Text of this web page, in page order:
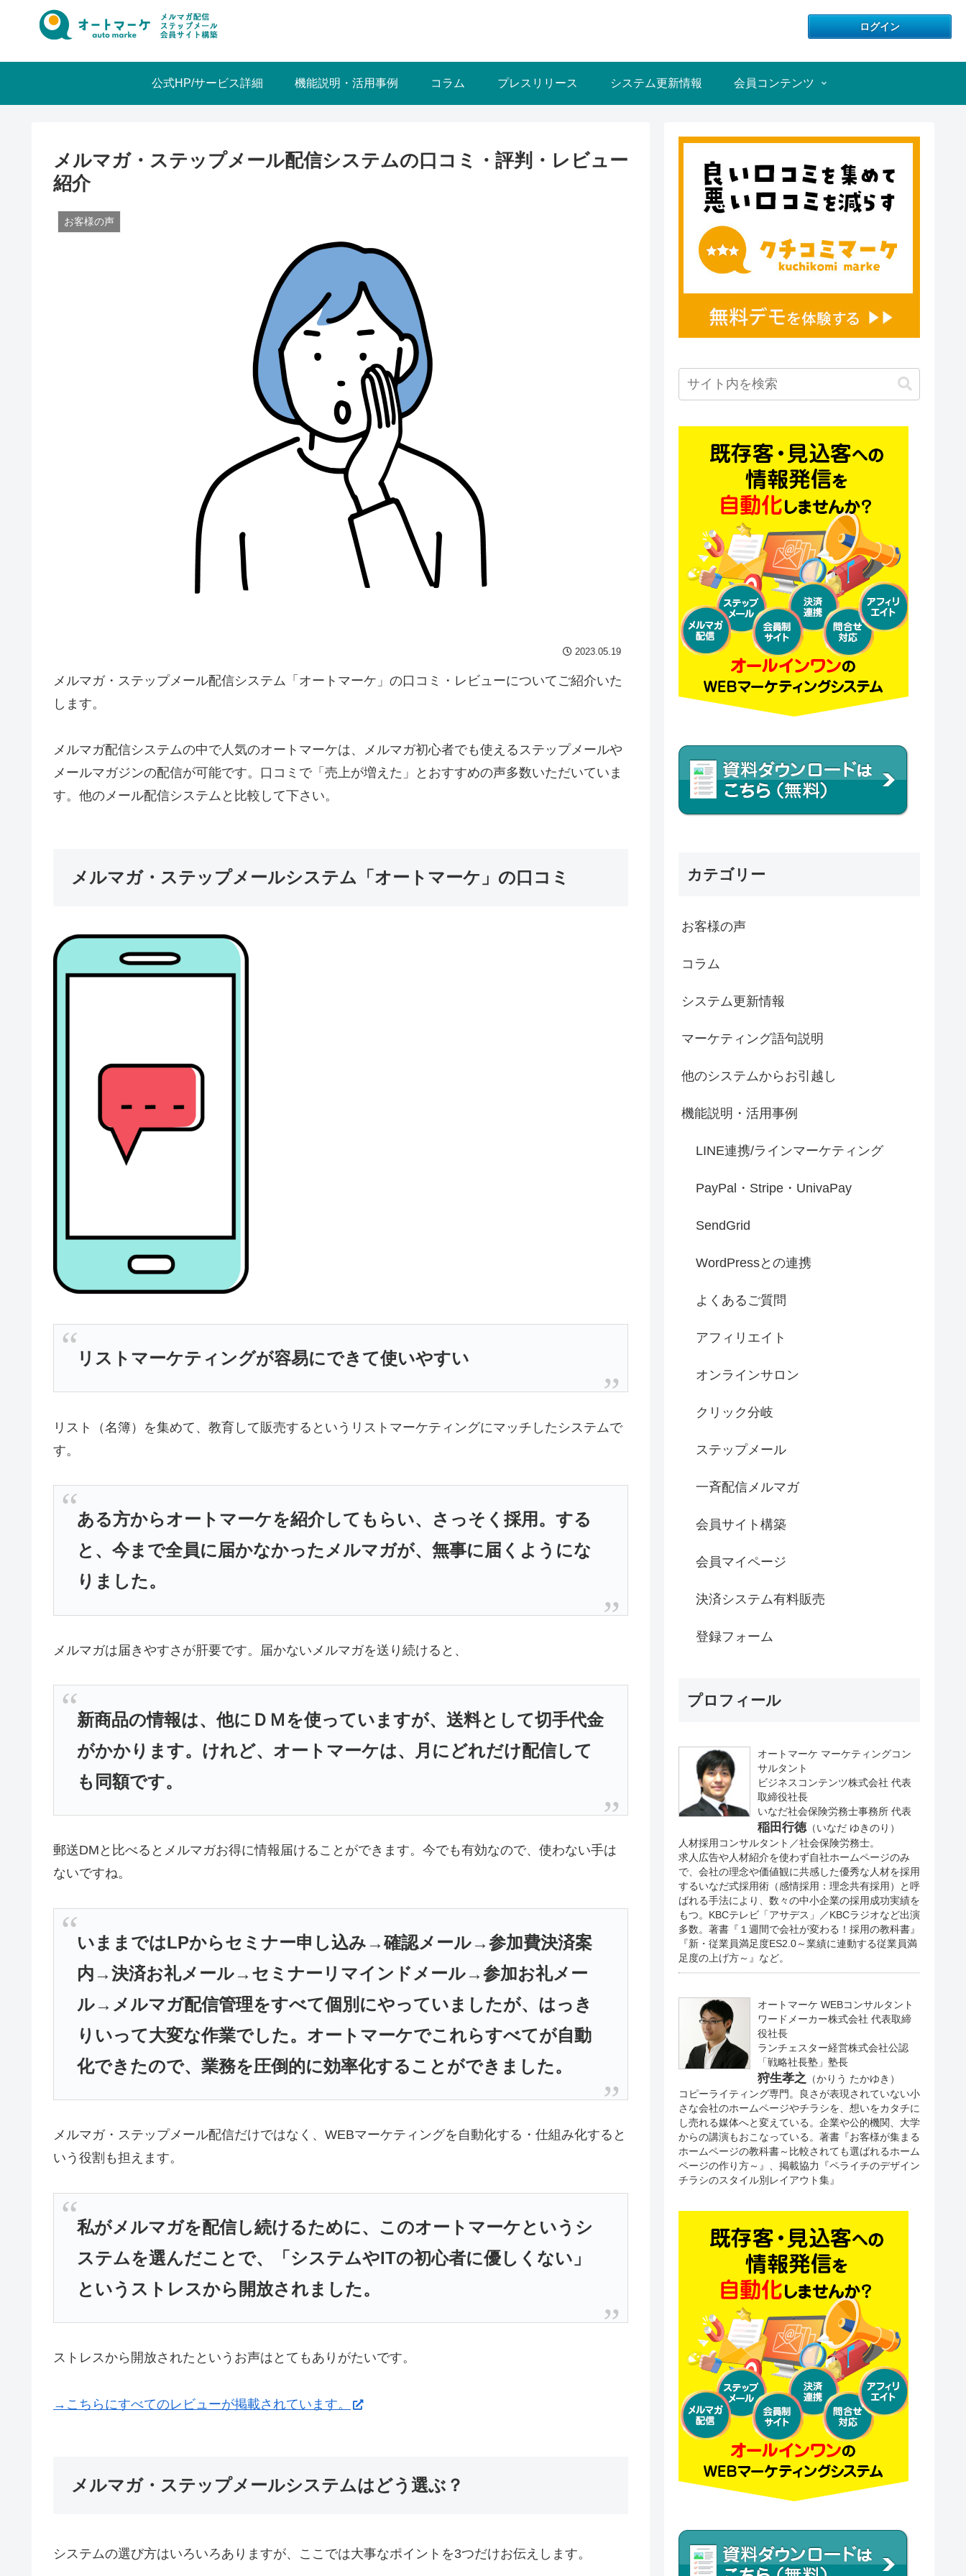
公式HP/サービス詳細 機能説明・活用事例 コラム プレスリリース システム更新情報 会員コンテンツ
メルマガ・ステップメール配信システムの口コミ・評判・レビュー
紹介
お客様の声
2023.05.19
メルマガ・ステップメール配信システム「オートマーケ」の口コミ・レビューについてご紹介いた
します。
メルマガ配信システムの中で人気のオートマーケは、メルマガ初心者でも使えるステップメールや
メールマガジンの配信が可能です。口コミで「売上が増えた」とおすすめの声多数いただいていま
す。他のメール配信システムと比較して下さい。
メルマガ・ステップメールシステム「オートマーケ」の口コミ
リストマーケティングが容易にできて使いやすい
リスト（名簿）を集めて、教育して販売するというリストマーケティングにマッチしたシステムで
す。
ある方からオートマーケを紹介してもらい、さっそく採用。する
と、今まで全員に届かなかったメルマガが、無事に届くようにな
りました。
メルマガは届きやすさが肝要です。届かないメルマガを送り続けると、
新商品の情報は、他にＤＭを使っていますが、送料として切手代金
がかかります。けれど、オートマーケは、月にどれだけ配信して
も同額です。
郵送DMと比べるとメルマガお得に情報届けることができます。今でも有効なので、使わない手は
ないですね。
いままではLPからセミナー申し込み→確認メール→参加費決済案
内→決済お礼メール→セミナーリマインドメール→参加お礼メー
ル→メルマガ配信管理をすべて個別にやっていましたが、はっき
りいって大変な作業でした。オートマーケでこれらすべてが自動
化できたので、業務を圧倒的に効率化することができました。
メルマガ・ステップメール配信だけではなく、WEBマーケティングを自動化する・仕組み化すると
いう役割も担えます。
私がメルマガを配信し続けるために、このオートマーケというシ
ステムを選んだことで、「システムやITの初心者に優しくない」
というストレスから開放されました。
ストレスから開放されたというお声はとてもありがたいです。
→こちらにすべてのレビューが掲載されています。
メルマガ・ステップメールシステムはどう選ぶ？
システムの選び方はいろいろありますが、ここでは大事なポイントを3つだけお伝えします。
カテゴリー
お客様の声
コラム
システム更新情報
マーケティング語句説明
他のシステムからお引越し
機能説明・活用事例
LINE連携/ラインマーケティング
PayPal・Stripe・UnivaPay
SendGrid
WordPressとの連携
よくあるご質問
アフィリエイト
オンラインサロン
クリック分岐
ステップメール
一斉配信メルマガ
会員サイト構築
会員マイページ
決済システム有料販売
登録フォーム
プロフィール
オートマーケ マーケティングコン
サルタント
ビジネスコンテンツ株式会社 代表
取締役社長
いなだ社会保険労務士事務所 代表
稲田行徳（いなだ ゆきのり）
人材採用コンサルタント／社会保険労務士。
求人広告や人材紹介を使わず自社ホームページのみ
で、会社の理念や価値観に共感した優秀な人材を採用
するいなだ式採用術（感情採用：理念共有採用）と呼
ばれる手法により、数々の中小企業の採用成功実績を
もつ。KBCテレビ「アサデス」／KBCラジオなど出演
多数。著書『１週間で会社が変わる！採用の教科書』
『新・従業員満足度ES2.0～業績に連動する従業員満
足度の上げ方～』など。
オートマーケ WEBコンサルタント
ワードメーカー株式会社 代表取締
役社長
ランチェスター経営株式会社公認
「戦略社長塾」塾長
狩生孝之 （かりう たかゆき）
コピーライティング専門。良さが表現されていない小
さな会社のホームページやチラシを、想いをカタチに
し売れる媒体へと変えている。企業や公的機関、大学
からの講演もおこなっている。著書『お客様が集まる
ホームページの教科書～比較されても選ばれるホーム
ページの作り方～』、掲載協力『ペライチのデザイン
チラシのスタイル別レイアウト集』